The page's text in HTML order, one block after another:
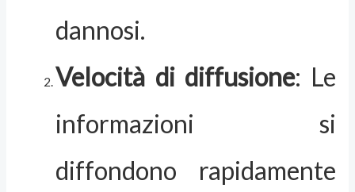
dannosi.
Velocità di diffusione: Le
informazioni si
diffondono rapidamente